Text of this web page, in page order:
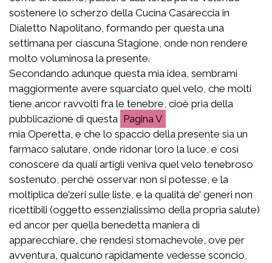
sostenere lo scherzo della Cucina Casareccia in
Dialetto Napolitano, formando per questa una
settimana per ciascuna Stagione, onde non rendere
molto voluminosa la presente.
Secondando adunque questa mia idea, sembrami
maggiormente avere squarciato quel velo, che molti
tiene ancor ravvolti fra le tenebre, cioè pria della
pubblicazione di questa
V
mia Operetta, e che lo spaccio della presente sia un
farmaco salutare, onde ridonar loro la luce, e così
conoscere da quali artigli veniva quel velo tenebroso
sostenuto, perché osservar non si potesse, e la
moltiplica de’zeri sulle liste, e la qualità de’ generi non
ricettibili (oggetto essenzialissimo della propria salute)
ed ancor per quella benedetta maniera di
apparecchiare, che rendesi stomachevole, ove per
avventura, qualcuno rapidamente vedesse sconcio,